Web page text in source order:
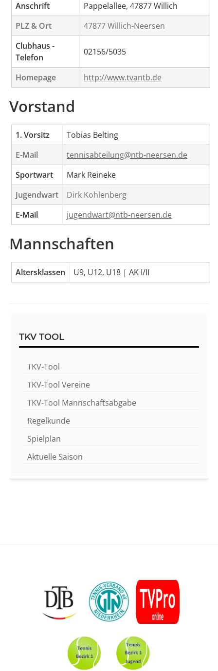
Anschrift
Pappelallee, 47877 Willich
PLZ & Ort
47877 Willich-Neersen
Clubhaus -
Telefon
02156/5035
Homepage http://www.tvantb.de
Vorstand
1. Vorsitz
Tobias Belting
E-Mail
tennisabteilung@ntb-neersen.de
Sportwart
Mark Reineke
Jugendwart
Dirk Kohlenberg
E-Mail
jugendwart@ntb-neersen.de
Mannschaften
Altersklassen U9, U12, U18 | AK I/II
TKV TOOL
TKV-Tool
TKV-Tool Vereine
TKV-Tool Mannschaftsabgabe
Regelkunde
Spielplan
Aktuelle Saison
Content